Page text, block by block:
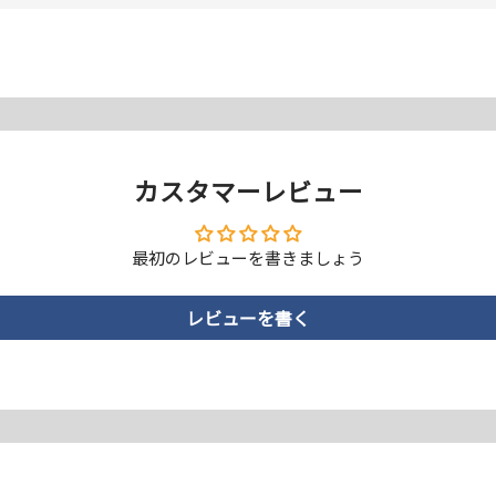
対応する曲面追従
TPU）素材を用いた、ゴムのようにしなやかな弾力性・柔軟性が
そのものの強度は変わりません。
カスタマーレビュー
最初のレビューを書きましょう
レビューを書く